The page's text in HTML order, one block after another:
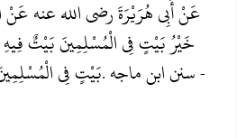
عَنْ أَبِي هُرَيْرَةَ رضي الله عنه عَنْ
خَيْرُ بَيْتٍ فِي الْمُسْلِمِينَ بَيْتٌ
بَيْتٍ فِي. سنن ابن ماجه -